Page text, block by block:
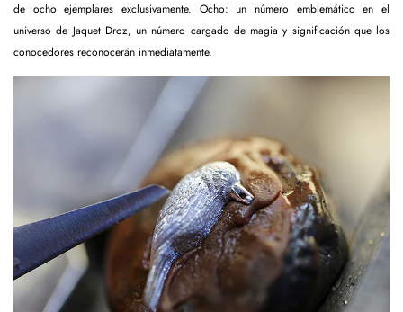
de ocho ejemplares exclusivamente. Ocho: un número emblemático en el
universo de Jaquet Droz, un número cargado de magia y significación que los
conocedores reconocerán inmediatamente.